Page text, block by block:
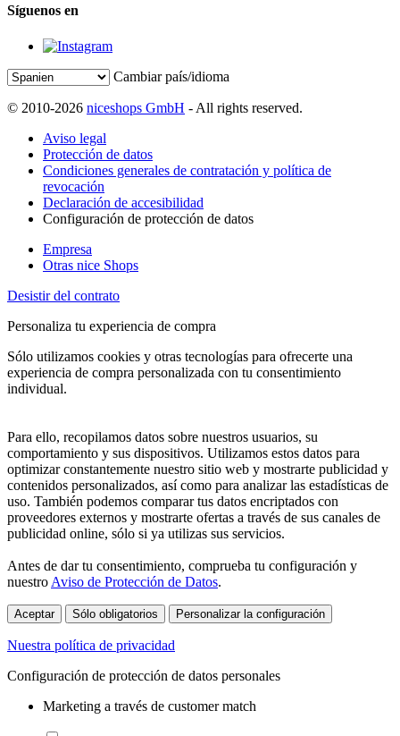
Síguenos en
Cambiar país/idioma
© 2010-2026 niceshops GmbH - All rights reserved.
Aviso legal
Protección de datos
Condiciones generales de contratación y política de
revocación
Declaración de accesibilidad
Configuración de protección de datos
Empresa
Otras nice Shops
Desistir del contrato
Personaliza tu experiencia de compra
Sólo utilizamos cookies y otras tecnologías para ofrecerte una
experiencia de compra personalizada con tu consentimiento
individual.
Para ello, recopilamos datos sobre nuestros usuarios, su
comportamiento y sus dispositivos. Utilizamos estos datos para
optimizar constantemente nuestro sitio web y mostrarte publicidad y
contenidos personalizados, así como para analizar las estadísticas de
uso. También podemos comparar tus datos encriptados con
proveedores externos y mostrarte ofertas a través de sus canales de
publicidad online, sólo si ya utilizas sus servicios.
Antes de dar tu consentimiento, comprueba tu configuración y
nuestro Aviso de Protección de Datos.
Aceptar Sólo obligatorios Personalizar la configuración
Nuestra política de privacidad
Configuración de protección de datos personales
Marketing a través de customer match